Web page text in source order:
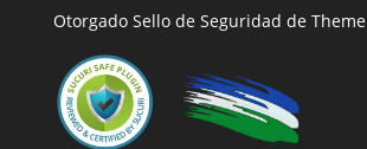
Otorgado Sello de Seguridad de Theme